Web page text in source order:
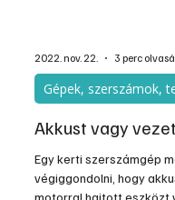
Támogatott tartalom
Akkus
Meglepően sok
technológia a